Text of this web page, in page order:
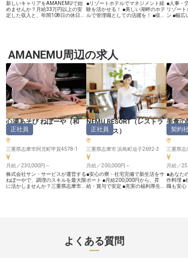
新しいキャリアをAMANEMUで始
めませんか？月給33万円以上の安
定した収入と、年間108日の休日
こなしながらスタッフのマネジメン
トも経験できます。数字に強い方
や、細かい作業が得意な方、ぜひご
応募ください。新たな挑戦を一緒に
楽しみましょう！※この求人は2024
年7月10日時点の情報です。
■リゾートホテルでマネジメント経
験を活かせる！ ■美しい湖畔のホテ
ルで管理職としての活躍を！ ■収益
で、あなたのマネジメント力を発揮
してみませんか？四季折々の自然に
囲まれた当ホテルは、お客様に心か
らくつろいでいただける空間づくり
を大切にしています。 近鉄グルー
プの一員として、安定した経営基盤
のもと、お客様一人ひとりに寄り添
ったおもてなしを提供。湖畔の美し
い景色とともに、心に残るサービス
を創り上げる喜びを日々感じられる
職場です！ ーー【ホスピタリティ
のプロフェッショナルへ】 マネー
ジャーとして、スタッフの育成から
収益管理まで、ホテル運営の要とな
るポジションです。これまでの経験
を活かしながら、チームを牽引し、
さらなる成長を目指せる環境をご用
意しています。 シフト制で働きや
すく、夜勤も含めた業務を通じてホ
テル全体を見渡せるスキルが身につ
きます。近鉄グループならではのキ
ャリアパスも魅力的！ ホスピタリ
ティ業界でのあなたの経験と情熱
を、ぜひ私たちのチームにお持ちく
■人事・
リゾー
ン ■幅広
える縁の
務部長を
に囲まれ
を大切
様の素
しません
温かい雰
を活かしてく
フェッシ
醍醐味】
テルの要
に携わ
の改定か
計まで、
体の成長
す。 コ
し、各部
ホテル
ンスを
できます
ではの温
たの人事
AMANEMU周辺の求人
心湯あそび ねぼーや（和
食）
正社員
三重県志摩市阿児町甲賀4578-1
月給／230,000円～
株式会社サン・サービスが運営する
ねぼーやで、調理のスキルを最大限
に活かしませんか？三重県志摩市の
も豊富。月給230,000円～280,000
円で、経験者は優遇されます。調理
NEMU RESORT（レストラ
ンサービス ）
正社員
三重県志摩市 浜島町迫子2692-3
月給／200,000円～
■安心の寮・社宅完備で新生活をサ
ポート ■月給200,000円から、昇
給・賞与で安定 ■充実の福利厚生と
う、細やかな気配りと温かい笑顔を
大切にしています。 レストランで
は、地元の旬の食材を活かした料理
美食の
（和食
契約社
三重県
月給／
■あなた
作料理 ■
職も安心
よくある質問